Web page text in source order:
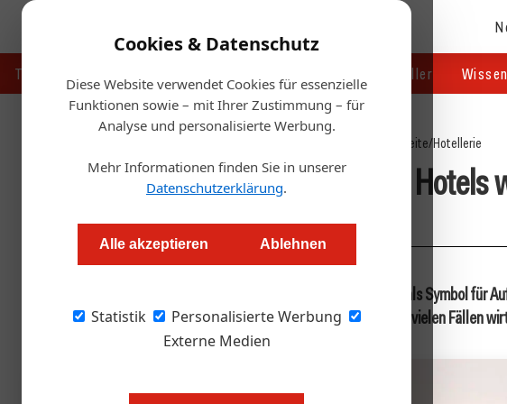
Cookies & Datenschutz
Diese Website verwendet Cookies für essenzielle
Funktionen sowie – mit Ihrer Zustimmung – für
Analyse und personalisierte Werbung.
Mehr Informationen finden Sie in unserer
Datenschutzerklärung.
Alle akzeptieren Ablehnen
Statistik
Personalisierte Werbung
Externe Medien
Touristik Handel & Hersteller
Startseite/Hotellerie
Was Rooftop-Pools Hotels
Redaktion.OEGZ
Rooftop-Pools gelten in der alpinen Hotellerie als Symbol für
Reisenzahn zeigt jedoch, dass die Investition in vielen Fällen